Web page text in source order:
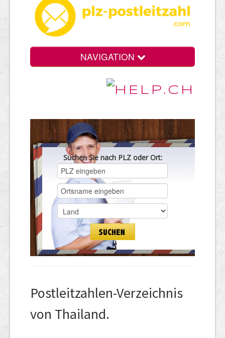
NAVIGATION
Suchen Sie nach PLZ oder Ort:
Postleitzahlen-Verzeichnis
von Thailand.